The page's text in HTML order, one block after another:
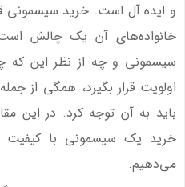
و ایده آل است. خرید سیسمونی
خانواده‌های آن یک چالش
سیسمونی و چه از نظر این که
اولویت قرار بگیرد، همگی از
باید به آن توجه کرد. در این
خرید یک سیسمونی با کیفیت
می‌دهیم.